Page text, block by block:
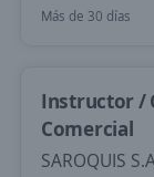
Más de 30 días
Instructor /
Comercial
SAROQUIS